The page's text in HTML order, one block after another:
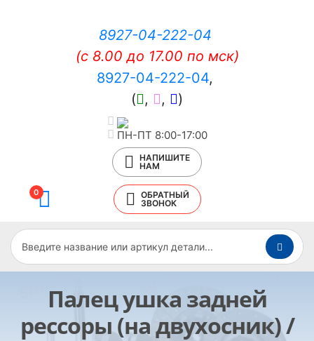
8927-04-222-04
(c 8.00 до 17.00 по мск)
8927-04-222-04,
(
, , )
ПН-ПТ 8:00-17:00
НАПИШИТЕ
НАМ
0
ОБРАТНЫЙ
ЗВОНОК
Палец ушка задней
рессоры (на двухосник) /